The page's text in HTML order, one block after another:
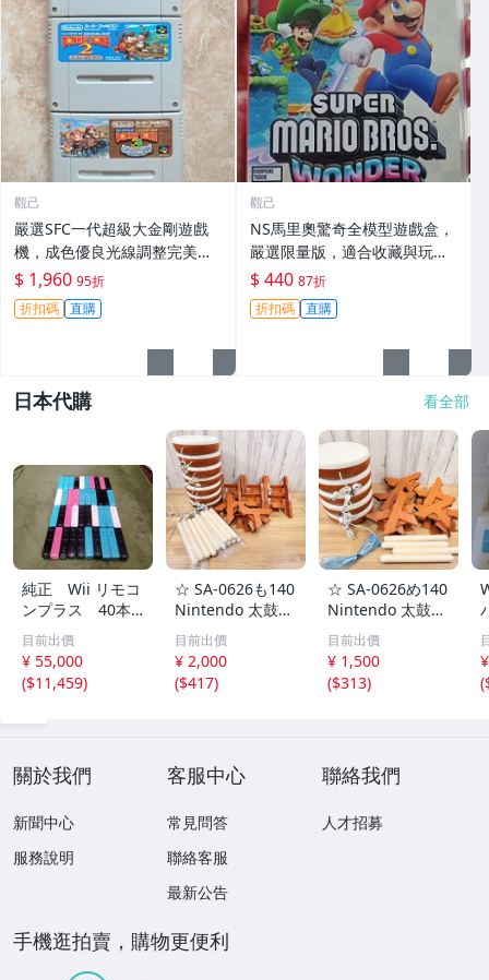
觀己
嚴選SFC一代超級大金剛遊戲
機，成色優良光線調整完美古
銅色收藏推薦 銅雕 工藝品 金
剛機械人
$ 1,960 95折
折扣碼 直購
觀己
NS馬里奧驚奇全模型遊戲盒，
嚴選限量版，適合收藏與玩
樂，紙質精裝。任天堂粉必入
手！馬里歐 NS 玩家
$ 440 87折
折扣碼 直購
日本代購 看全部
純正 Wii リモコ
ンプラス 40本
まとめて
目前出價
¥ 55,000
($11,459)
☆ SA-0626も140
Nintendo 太鼓の
達人 タタコン 太
鼓とバチ Wii Wii
U用 NC-110 台座
バチ 任天堂 通電
目前出價
¥ 2,000
($417)
☆ SA-0626め140
Nintendo 太鼓の
達人 Wii WiiU用
タタコン バチ 太
鼓 台座 NC-110
通電OK ジャンク
目前出價
¥ 1,500
($313)
i
(
關於我們
新聞中心
服務說明
客服中心
常見問答
聯絡客服
最新公告
聯絡我們
人才招募
手機逛拍賣，購物更便利